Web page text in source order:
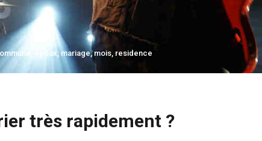
epoux,mariage,mois, residence
très rapidement ?